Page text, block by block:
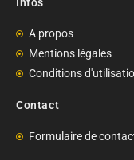
A propos
Mentions légales
Conditions
Contact
Formulaire de